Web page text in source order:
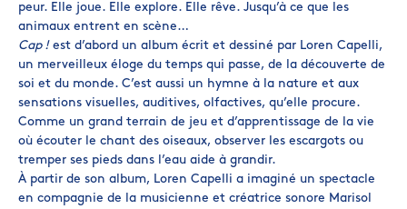
peur. Elle joue. Elle explore. Elle rêve. Jusqu’à ce que les
animaux entrent en scène…
Cap !est d’abord un album écrit et dessiné par Loren Capelli,
un merveilleux éloge du temps qui passe, de la découverte de
soi et du monde. C’est aussi un hymne à la nature et aux
sensations visuelles, auditives, olfactives, qu’elle procure.
Comme un grand terrain de jeu et d’apprentissage de la vie
où écouter le chant des oiseaux, observer les escargots ou
tremper ses pieds dans l’eau aide à grandir.
À partir de son album, Loren Capelli a imaginé un spectacle
en compagnie de la musicienne et créatrice sonore Marisol